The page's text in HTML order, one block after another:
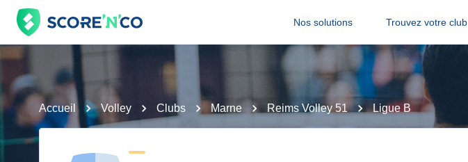
Nos solutions Trouvez votre club
Accueil Volley Clubs Marne Reims Volley 51 Ligue B